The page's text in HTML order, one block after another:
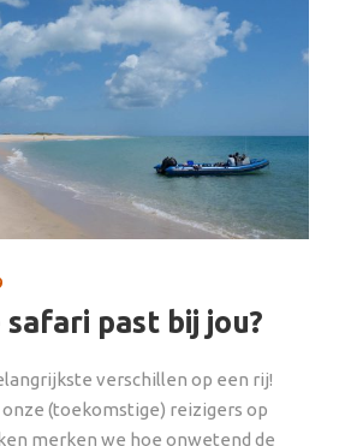
past bij jou?
verschillen op een rij!
(toekomstige) reizigers op
merken we hoe onwetend de